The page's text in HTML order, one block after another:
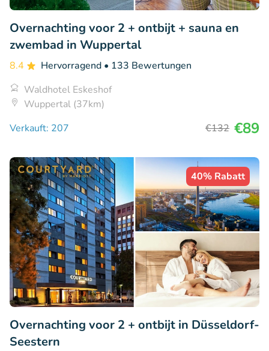
Overnachting voor 2 + ontbijt + sauna en
zwembad in Wuppertal
8.4 Hervorragend • 133 Bewertungen
Waldhotel Eskeshof
Wuppertal (37km)
Verkauft: 207
€132 €89
40% Rabatt
Overnachting voor 2 + ontbijt in Düsseldorf-
Seestern